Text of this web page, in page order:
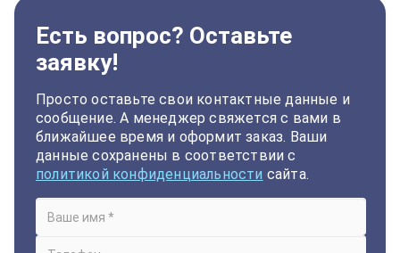
Есть вопрос? Оставьте
заявку!
Просто оставьте свои контактные данные и
сообщение. А менеджер свяжется с вами в
ближайшее время и оформит заказ. Ваши
данные сохранены в соответствии с
политикой конфиденциальности сайта.